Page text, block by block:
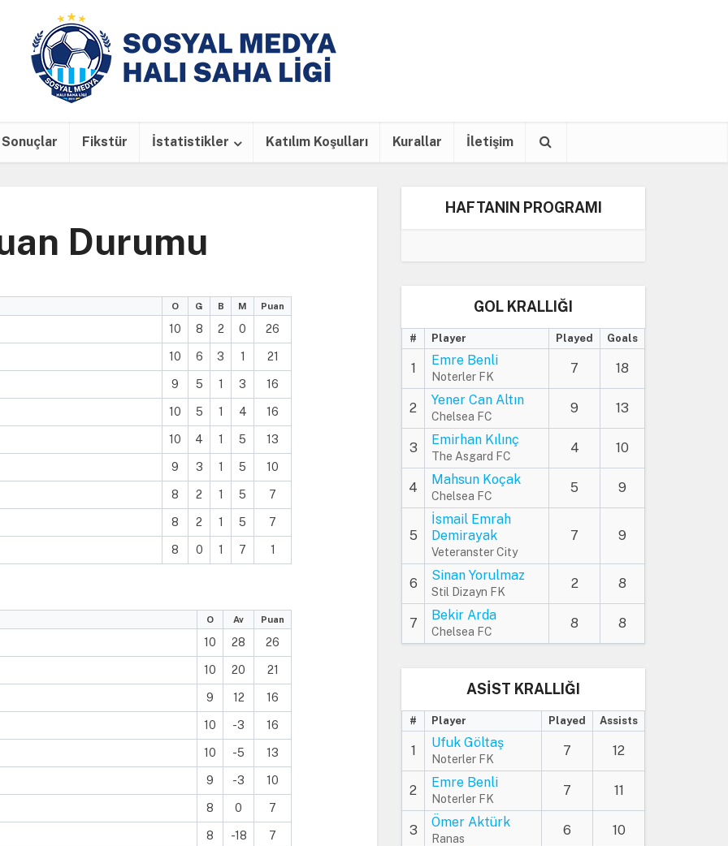
Sonuçlar Fikstür İstatistikler Katılım Koşulları Kurallar İletişim
Durumu
O G B M Puan
10 8 2 0 26
10 6 3 1 21
9 5 1 3 16
10 5 1 4 16
10 4 1 5 13
9 3 1 5 10
8 2 1 5 7
8 2 1 5 7
8 0 1 7 1
O Av Puan
10 28 26
10 20 21
9 12 16
10 -3 16
10 -5 13
9 -3 10
8 0 7
8 -18 7
HAFTANIN PROGRAMI
GOL KRALLIĞI
# Player Played Goals
1
Emre Benli
Noterler FK
7 18
2
Yener Can Altın
Chelsea FC
9 13
3
Emirhan Kılınç
The Asgard FC
4 10
4
Mahsun Koçak
Chelsea FC
5 9
5
İsmail Emrah
Demirayak
Veteranster City
7 9
6
Sinan Yorulmaz
Stil Dizayn FK
2 8
7
Bekir Arda
Chelsea FC
8 8
ASİST KRALLIĞI
# Player Played Assists
1
Ufuk Göltaş
Noterler FK
7 12
2
Emre Benli
Noterler FK
7 11
3
Ömer Aktürk
Ranas
6 10